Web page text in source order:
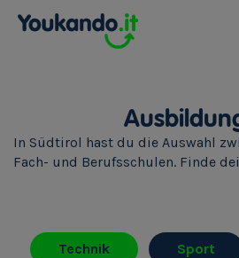
In Südtirol hast du die Auswahl
Fach- und Berufsschulen. Finde
Technik Sport